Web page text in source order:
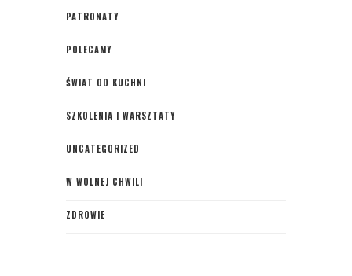
PATRONATY
POLECAMY
ŚWIAT OD KUCHNI
SZKOLENIA I WARSZTATY
UNCATEGORIZED
W WOLNEJ CHWILI
ZDROWIE